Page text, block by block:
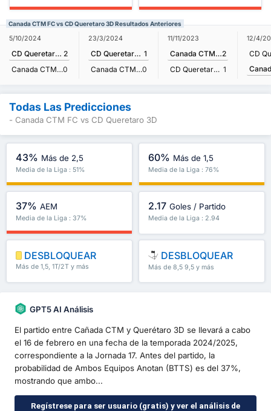
Canada CTM FC vs CD Queretaro 3D Resultados Anteriores
5/10/2024
CD Queretaro 3D 2
Canada CTM FC0
23/3/2024
CD Queretaro 3D 1
Canada CTM FC0
11/11/2023
Canada CTM FC2
CD Queretaro 3D 1
12/4/
Todas Las Predicciones
- Canada CTM FC vs CD Queretaro 3D
43% Más de 2,5
Media de la Liga : 51%
60% Más de 1,5
Media de la Liga : 76%
37% AEM
Media de la Liga : 37%
2.17 Goles / Partido
Media de la Liga : 2.94
DESBLOQUEAR
Más de 1,5, 1T/2T y más
DESBLOQUEAR
Más de 8,5 9,5 y más
GPT5 AI Análisis
El partido entre Cañada CTM y Querétaro 3D se llevará a cabo
el 16 de febrero en una fecha de la temporada 2024/2025,
correspondiente a la Jornada 17. Antes del partido, la
probabilidad de Ambos Equipos Anotan (BTTS) es del 37%,
mostrando que ambo...
Regístrese para ser usuario (gratis) y ver el análisis de